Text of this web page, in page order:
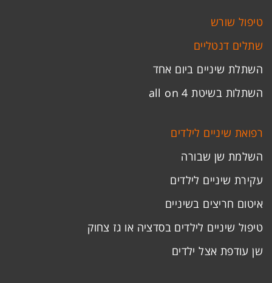
טיפול שורש
שתלים דנטליים
השתלת שיניים ביום אחד
השתלות בשיטת all on 4
רפואת שיניים לילדים
השלמת שן שבורה
עקירת שיניים לילדים
איטום חריצים בשיניים
טיפול שיניים לילדים בסדציה או גז צחוק
שן עודפת אצל ילדים